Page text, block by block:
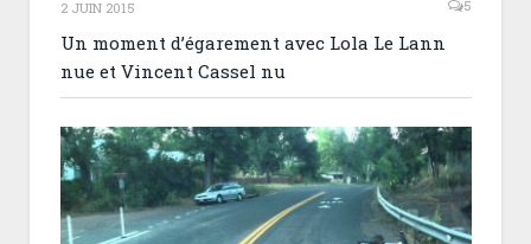
2 JUIN 2015 5
Un moment d’égarement avec Lola Le Lann
nue et Vincent Cassel nu